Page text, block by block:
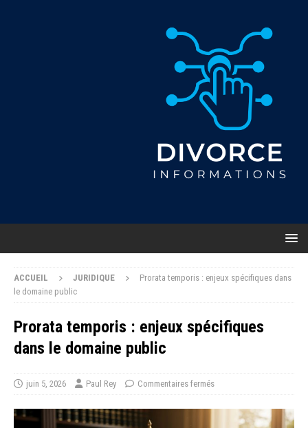
ACCUEIL JURIDIQUE
Prorata temporis : enjeux spécifiques dans
le domaine public
Prorata temporis : enjeux spécifiques
dans le domaine public
juin 5, 2026 Paul Rey Commentaires fermés